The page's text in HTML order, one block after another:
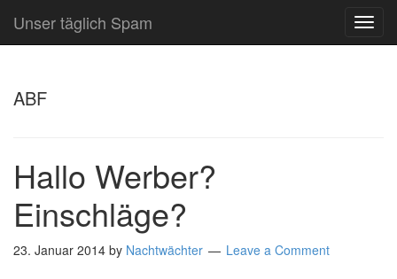
Unser täglich Spam
ABF
Hallo Werber?
Einschläge?
23. Januar 2014 by Nachtwächter Leave a Comment